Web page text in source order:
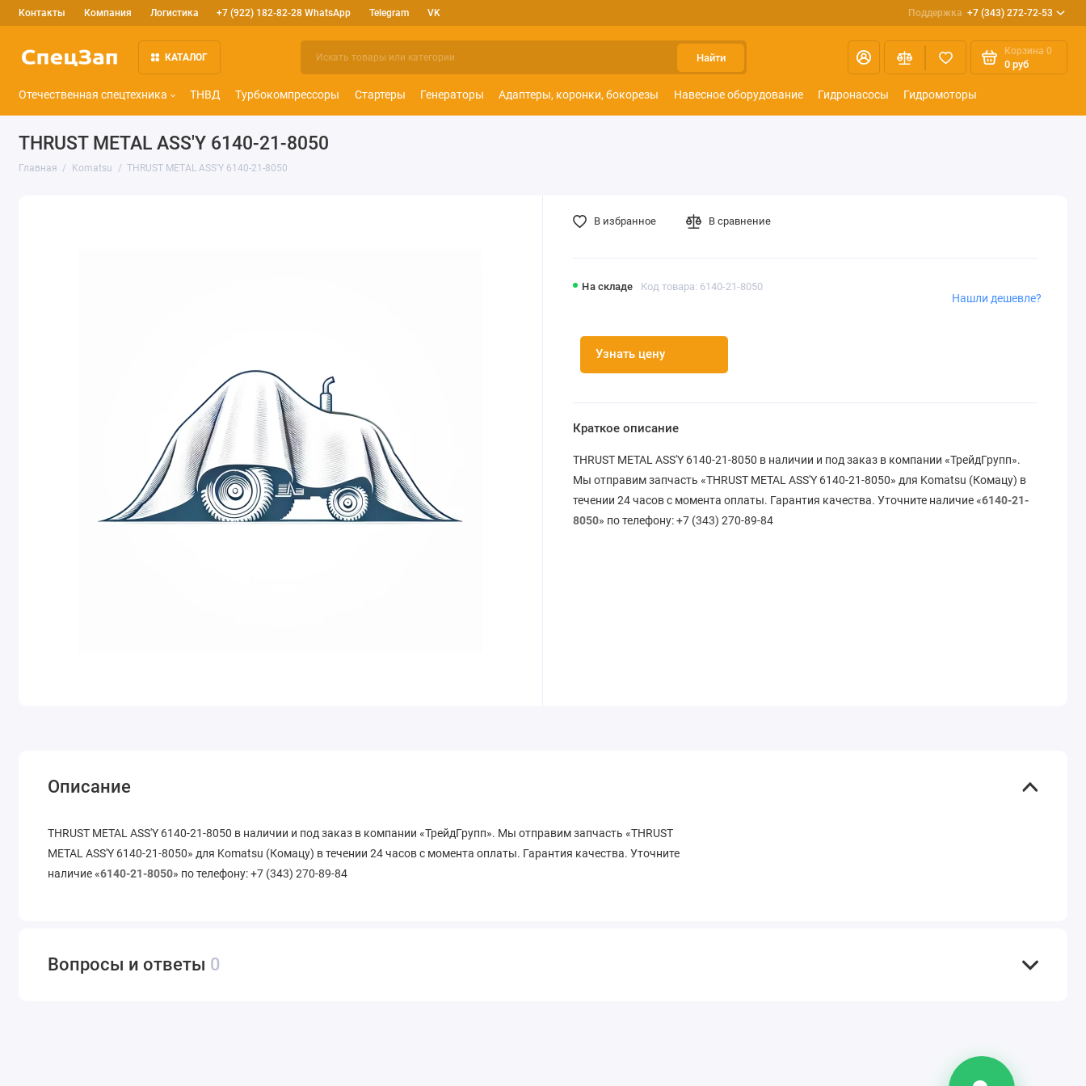
Контакты Компания Логистика +7 (922) 182-82-28 WhatsApp Telegram VK Поддержка +7 (343) 272-72-53
КАТАЛОГ Найти
Корзина 0
0 руб
Отечественная спецтехника ТНВД Турбокомпрессоры Стартеры Генераторы Адаптеры, коронки, бокорезы Навесное оборудование Гидронасосы Гидромоторы
THRUST METAL ASS'Y 6140-21-8050
Главная Komatsu THRUST METAL ASS'Y 6140-21-8050
На складе Код товара: 6140-21-8050
Узнать цену
Нашли дешевле?
В избранное В сравнение
Краткое описание
THRUST METAL ASS'Y 6140-21-8050 в наличии и под заказ в компании «ТрейдГрупп».
Мы отправим запчасть «THRUST METAL ASS'Y 6140-21-8050» для Komatsu (Комацу) в
течении 24 часов с момента оплаты. Гарантия качества. Уточните наличие «6140-21-
8050» по телефону: +7 (343) 270-89-84
Описание
THRUST METAL ASS'Y 6140-21-8050 в наличии и под заказ в компании «ТрейдГрупп». Мы отправим запчасть «THRUST
METAL ASS'Y 6140-21-8050» для Komatsu (Комацу) в течении 24 часов с момента оплаты. Гарантия качества. Уточните
наличие «6140-21-8050» по телефону: +7 (343) 270-89-84
Вопросы и ответы 0